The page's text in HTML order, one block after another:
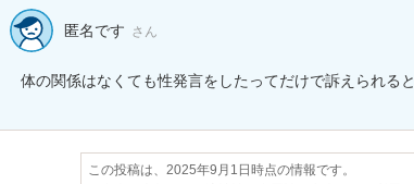
匿名です さん
体の関係はなくても性発言をしたってだけで訴えられる
この投稿は、2025年9月1日時点の情報です。